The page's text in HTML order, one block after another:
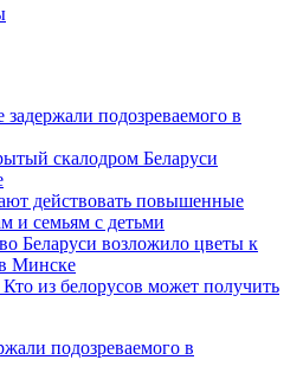
подозреваемого в
скалодром Беларуси
действовать повышенные
и семьям с детьми
Беларуси возложило цветы к
Минске
из белорусов может получить
подозреваемого в